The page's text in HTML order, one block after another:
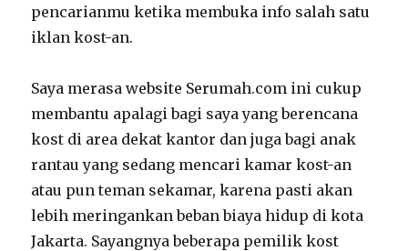
pencarianmu ketika membuka info salah satu
iklan kost-an.
Saya merasa website Serumah.com ini cukup
membantu apalagi bagi saya yang berencana
kost di area dekat kantor dan juga bagi anak
rantau yang sedang mencari kamar kost-an
atau pun teman sekamar, karena pasti akan
lebih meringankan beban biaya hidup di kota
Jakarta. Sayangnya beberapa pemilik kost